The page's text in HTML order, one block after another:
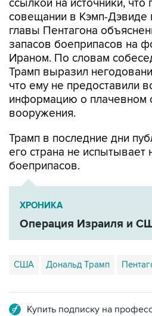
ссылкой на источники, что
совещании в Кэмп-Дэвиде
главы Пентагона
запасов боеприпасов на
Ираном. По словам
Трамп выразил
что ему не предоставили
информацию о плачевном
вооружения.
Трамп в последние дни
его страна не испытывает
боеприпасов.
ХРОНИКА
Операция Израиля и
США Дональд Трамп
Купить подписку на